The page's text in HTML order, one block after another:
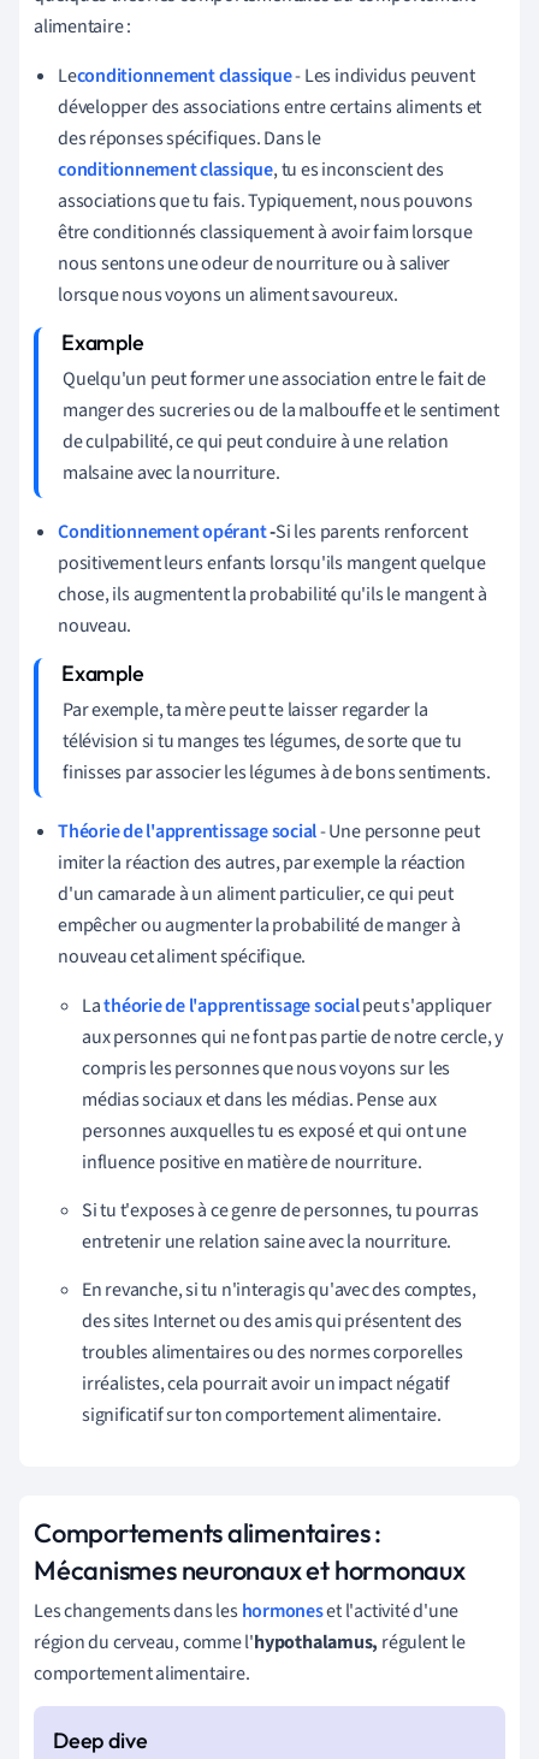
alimentaire :
Leconditionnement classique- Les individus peuvent
développer des associations entre certains aliments et
des réponses spécifiques. Dans le
conditionnement classique, tu es inconscient des
associations que tu fais. Typiquement, nous pouvons
être conditionnés classiquement à avoir faim lorsque
nous sentons une odeur de nourriture ou à saliver
lorsque nous voyons un aliment savoureux.
Quelqu'un peut former une association entre le fait de
manger des sucreries ou de la malbouffe et le sentiment
de culpabilité, ce qui peut conduire à une relation
malsaine avec la nourriture.
Conditionnement opérant-Si les parents renforcent
positivement leurs enfants lorsqu'ils mangent quelque
chose, ils augmentent la probabilité qu'ils le mangent à
nouveau.
Par exemple, ta mère peut te laisser regarder la
télévision si tu manges tes légumes, de sorte que tu
finisses par associer les légumes à de bons sentiments.
Théorie de l'apprentissage social- Une personne peut
imiter la réaction des autres, par exemple la réaction
d'un camarade à un aliment particulier, ce qui peut
empêcher ou augmenter la probabilité de manger à
nouveau cet aliment spécifique.
Lathéorie de l'apprentissage socialpeut s'appliquer
aux personnes qui ne font pas partie de notre cercle, y
compris les personnes que nous voyons sur les
médias sociaux et dans les médias. Pense aux
personnes auxquelles tu es exposé et qui ont une
influence positive en matière de nourriture.
Si tu t'exposes à ce genre de personnes, tu pourras
entretenir une relation saine avec la nourriture.
En revanche, si tu n'interagis qu'avec des comptes,
des sites Internet ou des amis qui présentent des
troubles alimentaires ou des normes corporelles
irréalistes, cela pourrait avoir un impact négatif
significatif sur ton comportement alimentaire.
Comportements alimentaires :
Mécanismes neuronaux et hormonaux
Les changements dans leshormoneset l'activité d'une
région du cerveau, comme l'hypothalamus, régulent le
comportement alimentaire.